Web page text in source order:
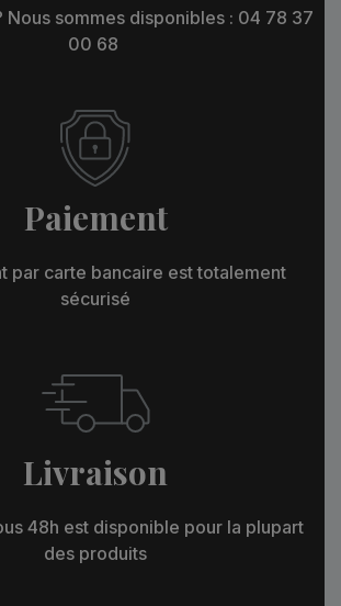
Nous sommes disponibles : 04 78 37
00 68
Paiement
par carte bancaire est totalement
sécurisé
Livraison
48h est disponible pour la plupart
des produits